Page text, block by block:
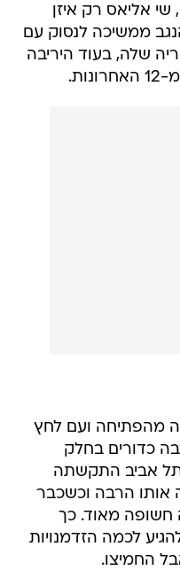
שי אליאס רק איזן
הנגב ממשיכה לנסוק עם
שלה, בעוד היריבה
מהפתיחה ועם לחץ
כדורים בחלק
אביב התקשתה
אותו הרבה וכשכבר
חשופה מאוד. כך
לכמה הזדמנויות
החמיצו.